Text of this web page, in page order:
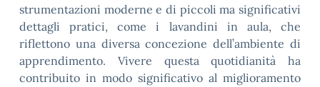
strumentazioni moderne e di piccoli ma significativi
dettagli pratici, come i lavandini in aula, che
riflettono una diversa concezione dell’ambiente di
apprendimento. Vivere questa quotidianità ha
contribuito in modo significativo al miglioramento